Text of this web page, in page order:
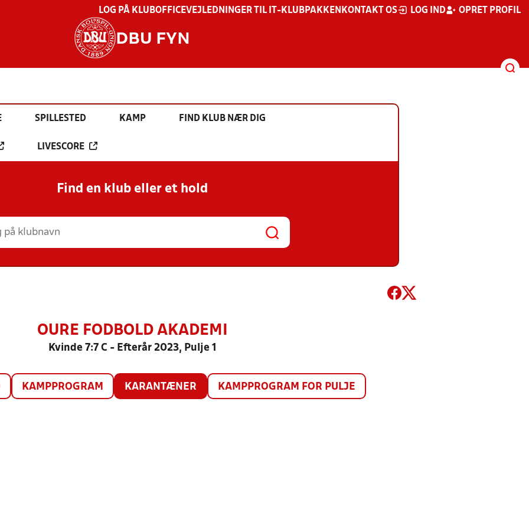
LOG PÅ KLUBOFFICEVEJLEDNINGER TIL IT-KLUBPAKKEN KONTAKT OS LOG IND OPRET PROFIL
DBU FYN
SPILLESTED KAMP FIND KLUB NÆR DIG
LIVESCORE
Find en klub eller et hold
OURE FODBOLD AKADEMI
Kvinde 7:7 C - Efterår 2023, Pulje 1
KAMPPROGRAM KARANTÆNER KAMPPROGRAM FOR PULJE